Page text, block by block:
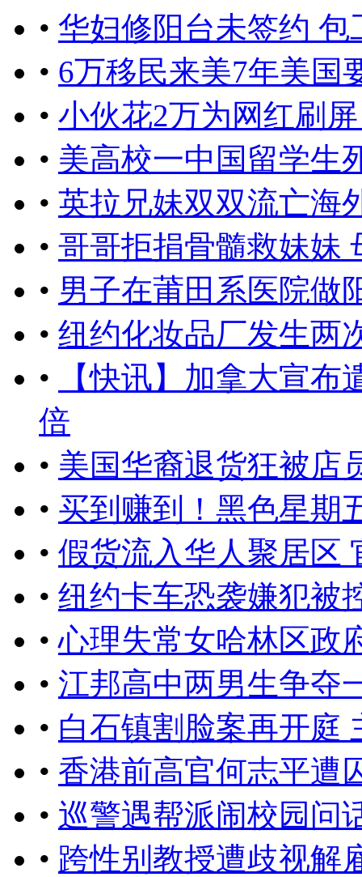
• 华妇修阳台未签约
• 6万移民来美7年美国
• 小伙花2万为网红刷
• 美高校一中国留学生
• 英拉兄妹双双流亡海
• 哥哥拒捐骨髓救妹妹
• 男子在莆田系医院做
• 纽约化妆品厂发生两
•
【快讯】加拿大宣
倍
• 美国华裔退货狂被店
• 买到赚到！黑色星期
• 假货流入华人聚居区
• 纽约卡车恐袭嫌犯被
•心理失常女哈林区政
• 江邦高中两男生争夺
• 白石镇割脸案再开庭
• 香港前高官何志平遭
• 巡警遇帮派闹校园问
• 跨性别教授遭歧视解